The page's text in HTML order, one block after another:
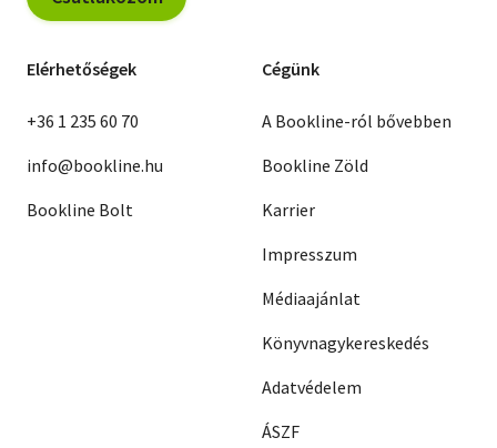
Elérhetőségek
+36 1 235 60 70
info@bookline.hu
Bookline Bolt
Cégünk
A Bookline-ról bővebben
Bookline Zöld
Karrier
Impresszum
Médiaajánlat
Könyvnagykereskedés
Adatvédelem
ÁSZF